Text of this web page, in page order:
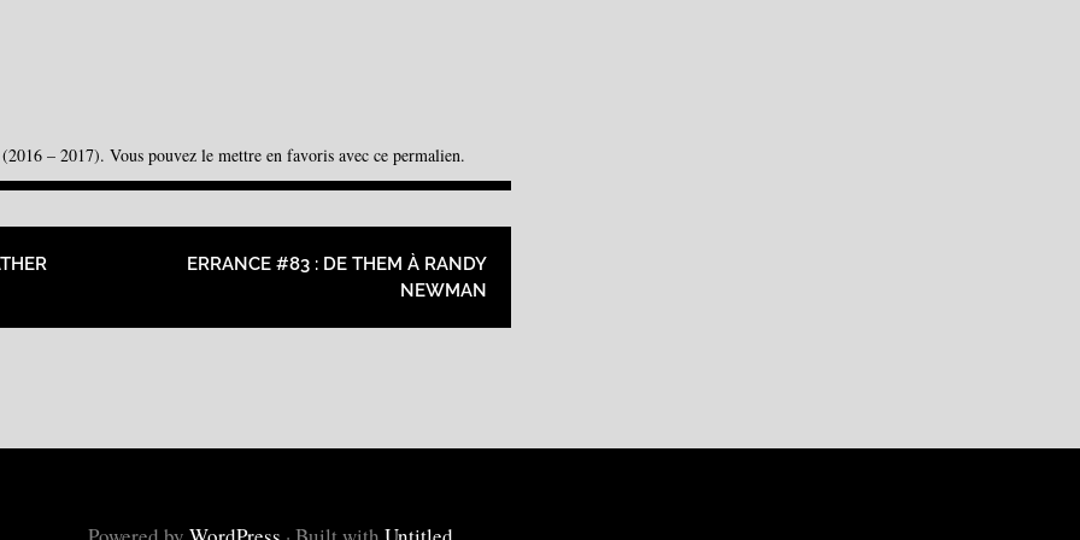
– 2017). Vous pouvez le mettre en favoris avec ce permalien.
ERRANCE #83 : DE THEM À RANDY
NEWMAN